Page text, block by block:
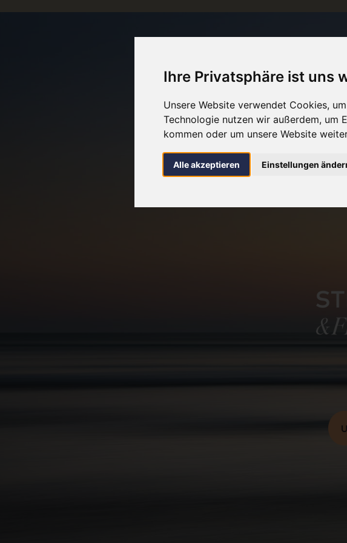
Ihre Privatsphäre ist uns
Unsere Website verwendet Cookies,
Technologie nutzen wir außerdem, um
kommen oder um unsere Website
Alle akzeptieren Einstellungen